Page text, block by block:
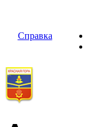
Справка